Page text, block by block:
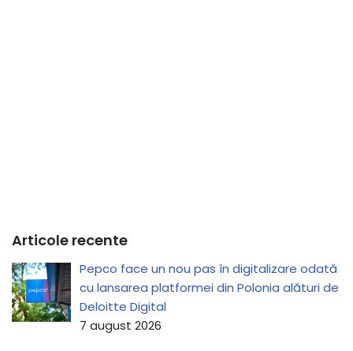
Articole recente
Pepco face un nou pas în digitalizare odată
cu lansarea platformei din Polonia alături de
Deloitte Digital
7 august 2026